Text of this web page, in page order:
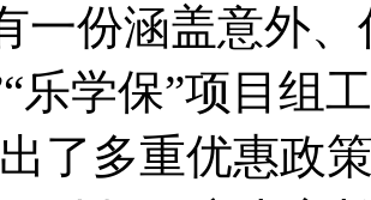
一份涵盖意外
乐学保”项目组
了多重优惠政